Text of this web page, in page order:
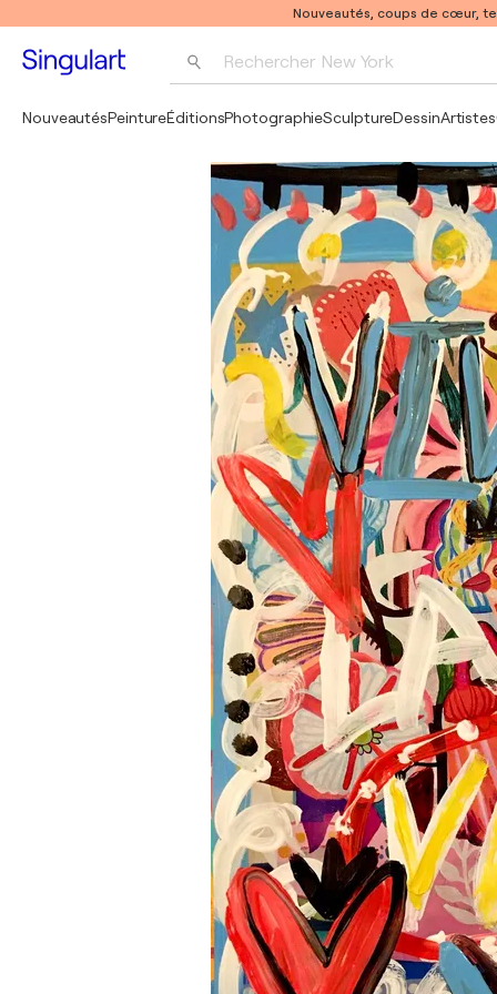
Nouveautés, coups de cœur,
Rechercher New York
Pablo Picasso
NouveautésPeintureÉditionsPhotographieSculptureDessinArtistes